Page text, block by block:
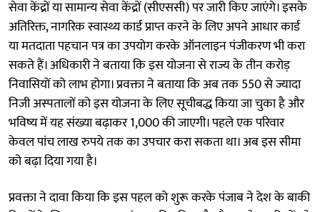
सेवा केंद्रों या सामान्य सेवा केंद्रों (सीएससी) पर जारी किए जाएंगे। इसके
अतिरिक्त, नागरिक स्वास्थ्य कार्ड प्राप्त करने के लिए अपने आधार कार्ड
या मतदाता पहचान पत्र का उपयोग करके ऑनलाइन पंजीकरण भी करा
सकते हैं। अधिकारी ने बताया कि इस योजना से राज्य के तीन करोड़
निवासियों को लाभ होगा। प्रवक्ता ने बताया कि अब तक 550 से ज्यादा
निजी अस्पतालों को इस योजना के लिए सूचीबद्ध किया जा चुका है और
भविष्य में यह संख्या बढ़ाकर 1,000 की जाएगी। पहले एक परिवार
केवल पांच लाख रुपये तक का उपचार करा सकता था। अब इस सीमा
को बढ़ा दिया गया है।
प्रवक्ता ने दावा किया कि इस पहल को शुरू करके पंजाब ने देश के बाकी